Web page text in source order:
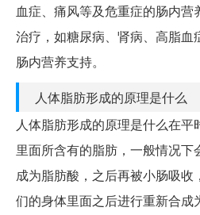
血症、痛风等及危重症的肠内
治疗，如糖尿病、肾病、高脂血
肠内营养支持。
人体脂肪形成的原理是什么
人体脂肪形成的原理是什么在
里面所含有的脂肪，一般情况
成为脂肪酸，之后再被小肠吸收
们的身体里面之后进行重新合成